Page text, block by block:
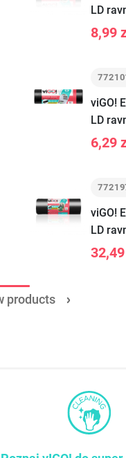
LD
120L
8,99
viGO!
LD
15
6,29
viGO!
LD
240L
32,49
products